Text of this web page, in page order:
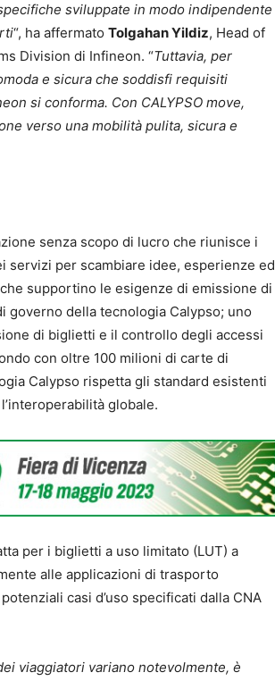
sviluppate in modo indipendente
“, ha affermato Tolgahan Yildiz, Head of
Division di Infineon. “Tuttavia, per
e sicura che soddisfi requisiti
si conforma. Con CALYPSO move,
verso una mobilità pulita, sicura e
senza scopo di lucro che riunisce i
servizi per scambiare idee, esperienze ed
supportino le esigenze di emissione di
governo della tecnologia Calypso; uno
di biglietti e il controllo degli accessi
con oltre 100 milioni di carte di
Calypso rispetta gli standard esistenti
globale.
per i biglietti a uso limitato (LUT) a
alle applicazioni di trasporto
casi d’uso specificati dalla CNA
viaggiatori variano notevolmente, è